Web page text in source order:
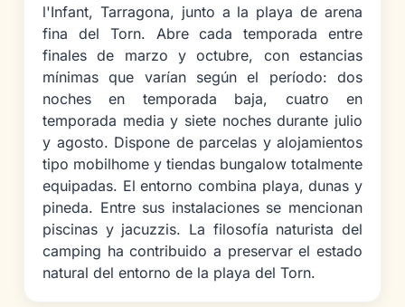
l'Infant, Tarragona, junto a la playa de arena
fina del Torn. Abre cada temporada entre
finales de marzo y octubre, con estancias
mínimas que varían según el período: dos
noches en temporada baja, cuatro en
temporada media y siete noches durante julio
y agosto. Dispone de parcelas y alojamientos
tipo mobilhome y tiendas bungalow totalmente
equipadas. El entorno combina playa, dunas y
pineda. Entre sus instalaciones se mencionan
piscinas y jacuzzis. La filosofía naturista del
camping ha contribuido a preservar el estado
natural del entorno de la playa del Torn.